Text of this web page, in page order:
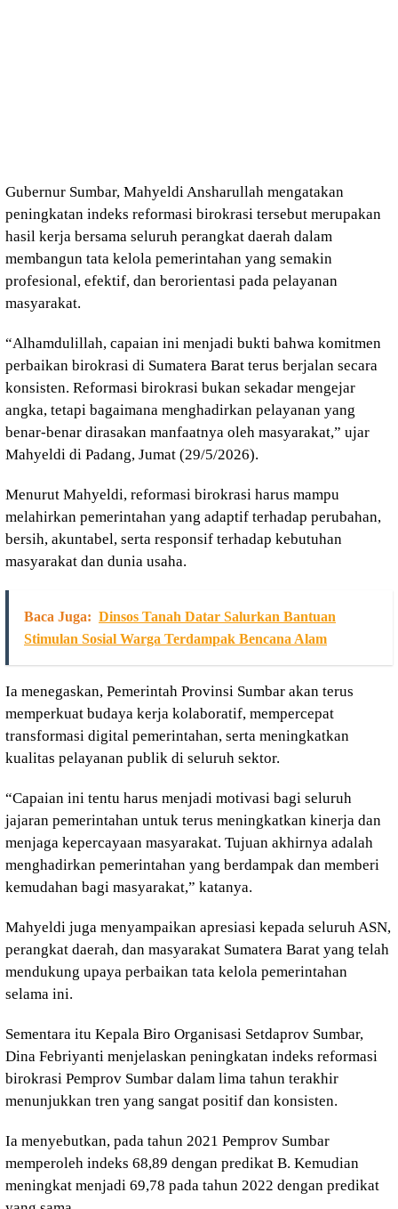
Gubernur Sumbar, Mahyeldi Ansharullah mengatakan
peningkatan indeks reformasi birokrasi tersebut merupakan
hasil kerja bersama seluruh perangkat daerah dalam
membangun tata kelola pemerintahan yang semakin
profesional, efektif, dan berorientasi pada pelayanan
masyarakat.
“Alhamdulillah, capaian ini menjadi bukti bahwa komitmen
perbaikan birokrasi di Sumatera Barat terus berjalan secara
konsisten. Reformasi birokrasi bukan sekadar mengejar
angka, tetapi bagaimana menghadirkan pelayanan yang
benar-benar dirasakan manfaatnya oleh masyarakat,” ujar
Mahyeldi di Padang, Jumat (29/5/2026).
Menurut Mahyeldi, reformasi birokrasi harus mampu
melahirkan pemerintahan yang adaptif terhadap perubahan,
bersih, akuntabel, serta responsif terhadap kebutuhan
masyarakat dan dunia usaha.
Baca Juga: Dinsos Tanah Datar Salurkan Bantuan
Stimulan Sosial Warga Terdampak Bencana Alam
Ia menegaskan, Pemerintah Provinsi Sumbar akan terus
memperkuat budaya kerja kolaboratif, mempercepat
transformasi digital pemerintahan, serta meningkatkan
kualitas pelayanan publik di seluruh sektor.
“Capaian ini tentu harus menjadi motivasi bagi seluruh
jajaran pemerintahan untuk terus meningkatkan kinerja dan
menjaga kepercayaan masyarakat. Tujuan akhirnya adalah
menghadirkan pemerintahan yang berdampak dan memberi
kemudahan bagi masyarakat,” katanya.
Mahyeldi juga menyampaikan apresiasi kepada seluruh ASN,
perangkat daerah, dan masyarakat Sumatera Barat yang telah
mendukung upaya perbaikan tata kelola pemerintahan
selama ini.
Sementara itu Kepala Biro Organisasi Setdaprov Sumbar,
Dina Febriyanti menjelaskan peningkatan indeks reformasi
birokrasi Pemprov Sumbar dalam lima tahun terakhir
menunjukkan tren yang sangat positif dan konsisten.
Ia menyebutkan, pada tahun 2021 Pemprov Sumbar
memperoleh indeks 68,89 dengan predikat B. Kemudian
meningkat menjadi 69,78 pada tahun 2022 dengan predikat